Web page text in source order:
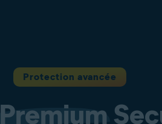
Protection avancée
Premium